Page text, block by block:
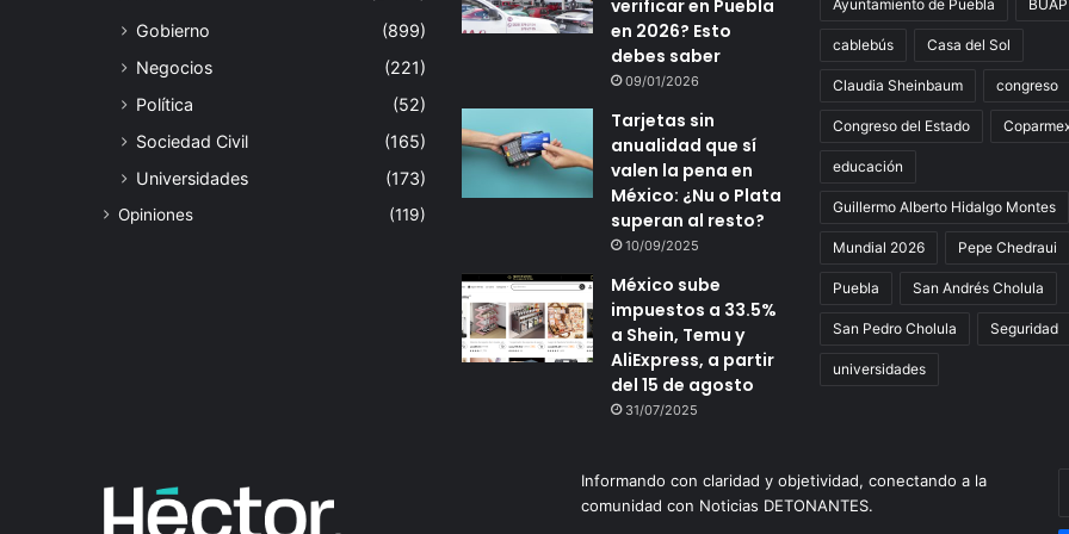
Gobierno
(899)
Negocios
(221)
Política
(52)
Sociedad Civil
(165)
Universidades
(173)
Opiniones (119)
verificar en Puebla
en 2026? Esto
debes saber
09/01/2026
Tarjetas sin
anualidad que sí
valen la pena en
México: ¿Nu o Plata
superan al resto?
10/09/2025
México sube
impuestos a 33.5%
a Shein, Temu y
AliExpress, a partir
del 15 de agosto
31/07/2025
Ayuntamiento de Puebla BUAP
cablebús Casa del Sol
Claudia Sheinbaum congreso
Congreso del Estado
educación
Guillermo Alberto Hidalgo Montes
Mundial 2026 Pepe Chedraui
Puebla San Andrés Cholula
San Pedro Cholula Seguridad
universidades
Informando con claridad y objetividad, conectando a la
comunidad con Noticias DETONANTES.